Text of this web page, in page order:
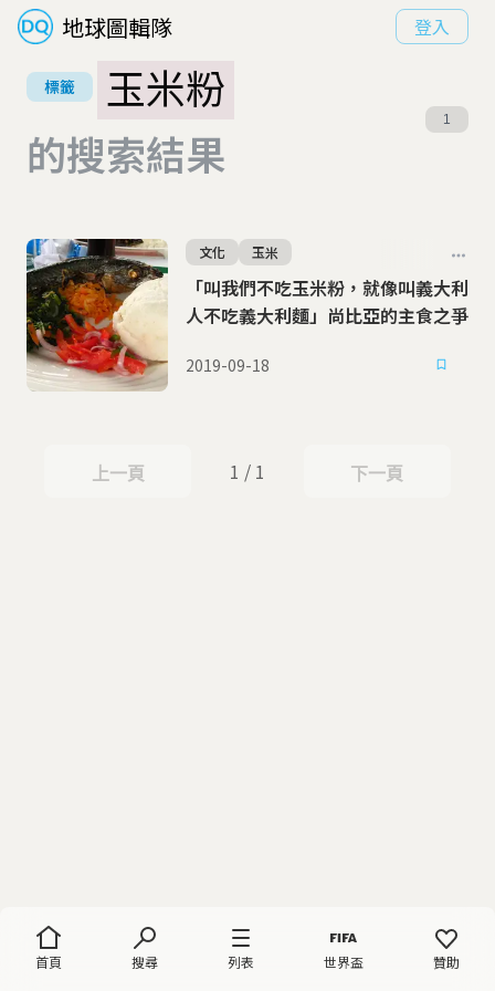
地球圖輯隊 登入
首頁 搜尋 列表 世界盃 贊助
標籤
玉米粉
的搜索結果
1
「叫我們不吃玉米粉，就像叫義大利
人不吃義大利麵」尚比亞的主食之爭
文化 玉米
2019-09-18
上一頁
上一頁 1 / 1 下一頁
下一頁